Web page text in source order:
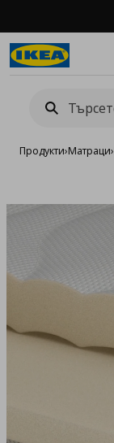
Продукти›Матраци›